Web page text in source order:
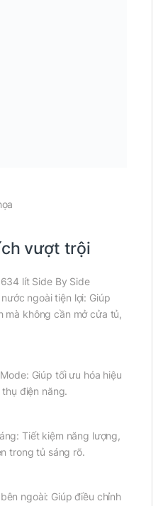
vượt trội
lít Side By Side
ngoài tiện lợi: Giúp
mà không cần mở cửa tủ,
Giúp tối ưu hóa hiệu
điện năng.
Tiết kiệm năng lượng,
trong tủ sáng rõ.
ngoài: Giúp điều chỉnh